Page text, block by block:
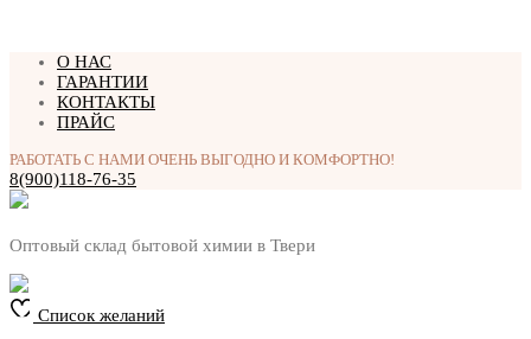
Перейти
содержимому
О НАС
ГАРАНТИИ
КОНТАКТЫ
ПРАЙС
РАБОТАТЬ С НАМИ ОЧЕНЬ ВЫГОДНО И КОМФОРТНО!
8(900)118-76-35
Оптовый склад бытовой химии в Твери
Список желаний